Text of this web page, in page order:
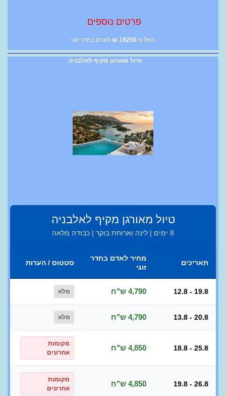
פרטים נוספים
החל מ 19250
₪ לאדם בחדר זוגי
טיול מאורגן מקיף לאלבניה
טיול מאורגן מקיף לאלבניה
8 ימים | לינה וארוחת בוקר | כבודה מלאה
תאריכים
מחיר לאדם בחדר
זוגי
סטטוס / הערות
12.8 - 19.8 4,790 ש"ח מלא
13.8 - 20.8 4,790 ש"ח מלא
18.8 - 25.8 4,850 ש"ח
מקומות
אחרונים
19.8 - 26.8 4,850 ש"ח
מקומות
אחרונים